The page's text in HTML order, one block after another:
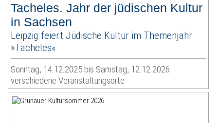
Tacheles. Jahr der jüdischen Kultur
in Sachsen
Leipzig feiert Jüdische Kultur im Themenjahr
»Tacheles«
Sonntag, 14.12.2025 bis Samstag, 12.12.2026
verschiedene Veranstaltungsorte